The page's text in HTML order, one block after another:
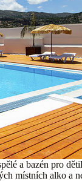
a bazén pro
místních alko